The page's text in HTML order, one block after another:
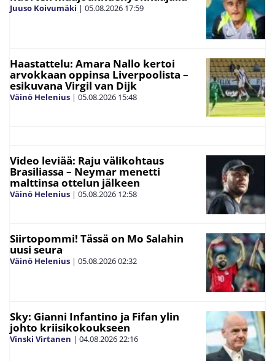
Juuso Koivumäki | 05.08.2026 17:59
Haastattelu: Amara Nallo kertoi
arvokkaan oppinsa Liverpoolista –
esikuvana Virgil van Dijk
Väinö Helenius | 05.08.2026 15:48
Video leviää: Raju välikohtaus
Brasiliassa – Neymar menetti
malttinsa ottelun jälkeen
Väinö Helenius | 05.08.2026 12:58
Siirtopommi! Tässä on Mo Salahin
uusi seura
Väinö Helenius | 05.08.202602:32
Sky: Gianni Infantino ja Fifan ylin
johto kriisikokoukseen
Vinski Virtanen | 04.08.202622:16